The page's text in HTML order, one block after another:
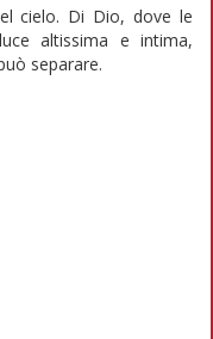
cielo. Di Dio, dove le
altissima e intima,
separare.